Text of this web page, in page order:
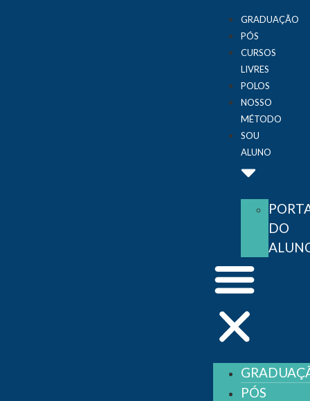
GRADUAÇÃO
PÓS
CURSOS
LIVRES
POLOS
NOSSO
MÉTODO
SOU
ALUNO
DO
PÓS